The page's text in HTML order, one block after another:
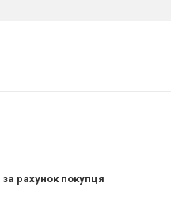
за рахунок покупця